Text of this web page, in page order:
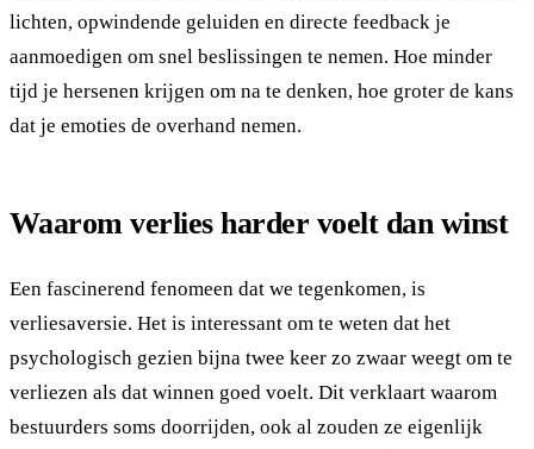
lichten, opwindende geluiden en directe feedback je
aanmoedigen om snel beslissingen te nemen. Hoe minder
tijd je hersenen krijgen om na te denken, hoe groter de kans
dat je emoties de overhand nemen.
Waarom verlies harder voelt dan winst
Een fascinerend fenomeen dat we tegenkomen, is
verliesaversie. Het is interessant om te weten dat het
psychologisch gezien bijna twee keer zo zwaar weegt om te
verliezen als dat winnen goed voelt. Dit verklaart waarom
bestuurders soms doorrijden, ook al zouden ze eigenlijk